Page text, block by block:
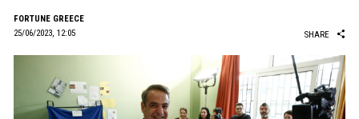
FORTUNE GREECE
25/06/2023, 12:05
SHARE